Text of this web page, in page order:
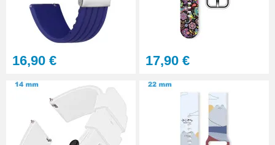
Gros pointeau de pose
manipulation bracelet montre
4,90 €
7,90 €
Outil pointeau de pose suisse
16,90 € 17,90 €